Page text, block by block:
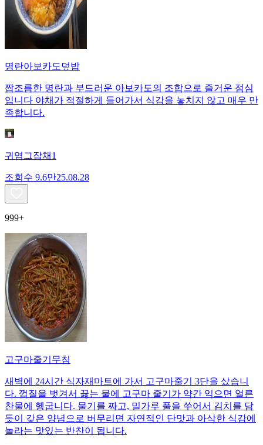
명란아보카도덮밥
짭조름한 명란과 부드러운 아보카도의 조합으로 즐거운 점심
입니다 야채가 적절하게 들어가서 식감을 놓치지 않고 매우 만
족합니다.
귀염그잡채1
조회수 9.6만25.08.28
999+
고구마줄기무침
새벽에 24시간 식자재마트에 가서 고구마줄기 3단을 샀습니
다. 껍질을 벗겨서 끓는 물에 고구마 줄기가 약간 익으면 얼른
찬물에 헹굽니다. 물기를 짜고, 밀가루 풀을 쑤어서 김치를 담
듯이 갖은 양념으로 버무리면 자연적인 단맛과 아삭한 식감에
놀라는 맛있는 반찬이 됩니다.